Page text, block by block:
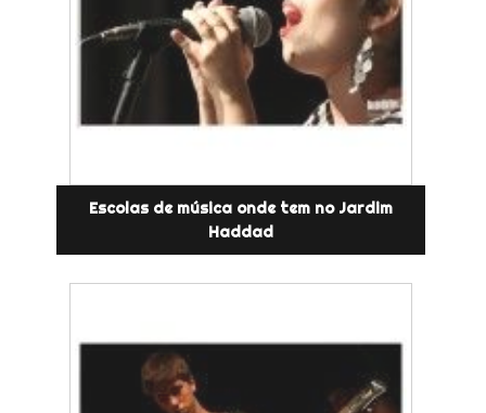
Escolas de música onde tem no Jardim
Haddad